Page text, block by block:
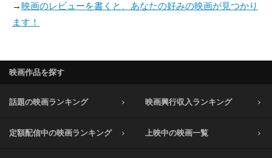
→映画のレビューを書くと、あなたの好みの映画が見つかり
ます！
映画作品を探す
話題の映画ランキング 映画興行収入ランキング
定額配信中の映画ランキング 上映中の映画一覧